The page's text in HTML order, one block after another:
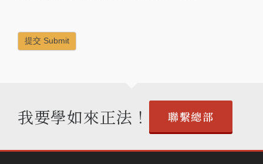
提交 Submit
我要學如來正法！ 聯繫總部